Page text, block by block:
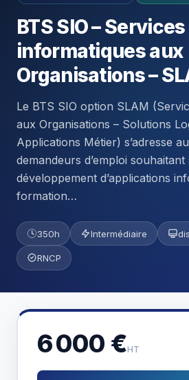
BTS SIO – Services
informatiques aux
Organisations –
Le BTS SIO option SLAM
aux Organisations – Solutions
Applications Métier) s’adresse
demandeurs d’emploi
développement d’applications
formation…
350h Intermédiaire
RNCP
6 000 €HT